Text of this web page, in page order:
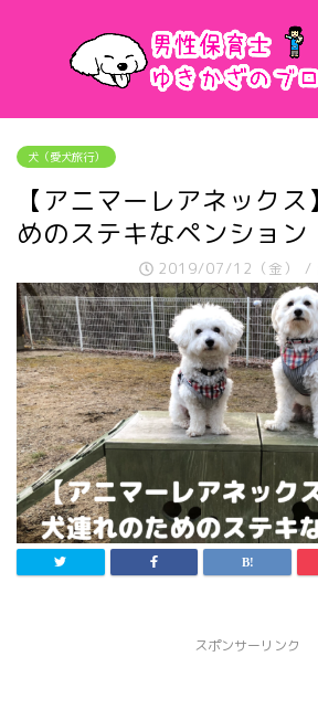
犬（愛犬旅行）
【アニマーレアネック
めのステキなペンション
2019/07/12（金） /
スポンサーリンク